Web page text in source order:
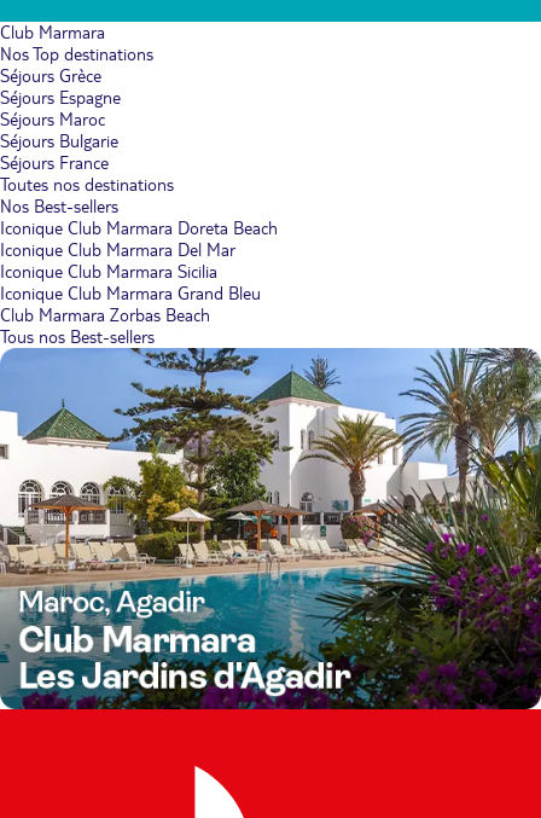
Club Marmara
Nos Top destinations
Séjours Grèce
Séjours Espagne
Séjours Maroc
Séjours Bulgarie
Séjours France
Toutes nos destinations
Nos Best-sellers
Iconique Club Marmara Doreta Beach
Iconique Club Marmara Del Mar
Iconique Club Marmara Sicilia
Iconique Club Marmara Grand Bleu
Club Marmara Zorbas Beach
Tous nos Best-sellers